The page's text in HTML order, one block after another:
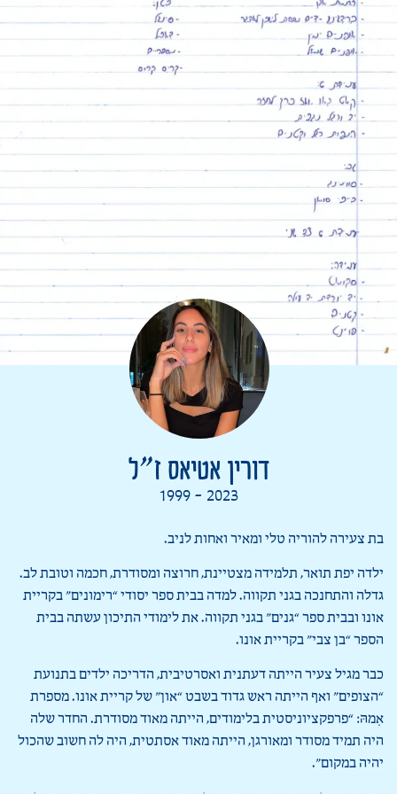
דורין אטיאס ז”ל
1999 - 2023
בת צעירה להוריה טלי ומאיר ואחות לניב.
ילדה יפת תואר, תלמידה מצטיינת, חרוצה ומסודרת, חכמה וטובת לב.
גדלה והתחנכה בגני תקווה. למדה בבית ספר יסודי “רימונים” בקריית
אונו ובבית ספר “גנים” בגני תקווה. את לימודי התיכון עשתה בבית
הספר “בן צבי” בקריית אונו.
כבר מגיל צעיר הייתה דעתנית ואסרטיבית, הדריכה ילדים בתנועת
“הצופים” ואף הייתה ראש גדוד בשבט “און” של קריית אונו. מספרת
אִמהּ: “פרפקציוניסטית בלימודים, הייתה מאוד מסודרת. החדר שלה
היה תמיד מסודר ומאורגן, הייתה מאוד אסתטית, היה לה חשוב שהכול
יהיה במקום”.